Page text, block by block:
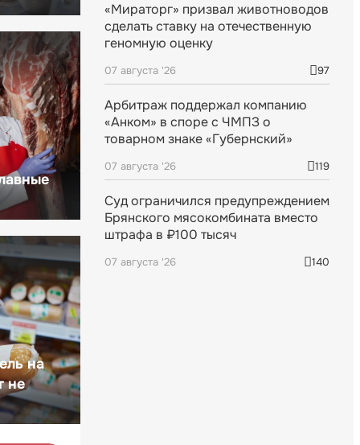
на
не
«Мираторг» призвал животноводов
сделать ставку на отечественную
геномную оценку
07 августа '26 97
Арбитраж поддержал компанию
«Анком» в споре с ЧМПЗ о
товарном знаке «Губернский»
07 августа '26 119
Суд ограничился предупреждением
Брянского мясокомбината вместо
штрафа в ₽100 тысяч
07 августа '26 140